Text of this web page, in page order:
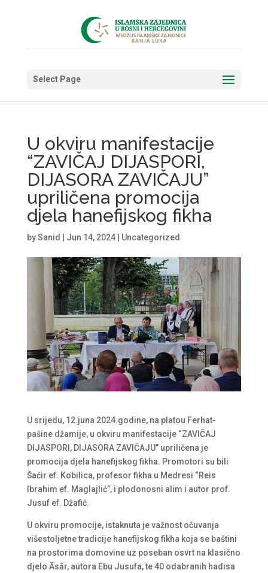
Select Page
U okviru manifestacije
“ZAVIČAJ DIJASPORI,
DIJASORA ZAVIČAJU”
upriličena promocija
djela hanefijskog fikha
bySanid Jun 14, 2024| Uncategorized
U srijedu, 12.juna 2024.godine, na platou Ferhat-
pašine džamije, u okviru manifestacije “ZAVIČAJ
DIJASPORI, DIJASORA ZAVIČAJU” upriličena je
promocija djela hanefijskog fikha. Promotori su bili
Šaćir ef. Kobilica, profesor fikha u Medresi “Reis
Ibrahim ef. Maglajlić”, i plodonosni alim i autor prof.
Jusuf ef. Džafić.
U okviru promocije, istaknuta je važnost očuvanja
višestoljetne tradicije hanefijskog fikha koja se baštini
na prostorima domovine uz poseban osvrt na klasično
djelo Āsār, autora Ebu Jusufa, te 40 odabranih hadisa